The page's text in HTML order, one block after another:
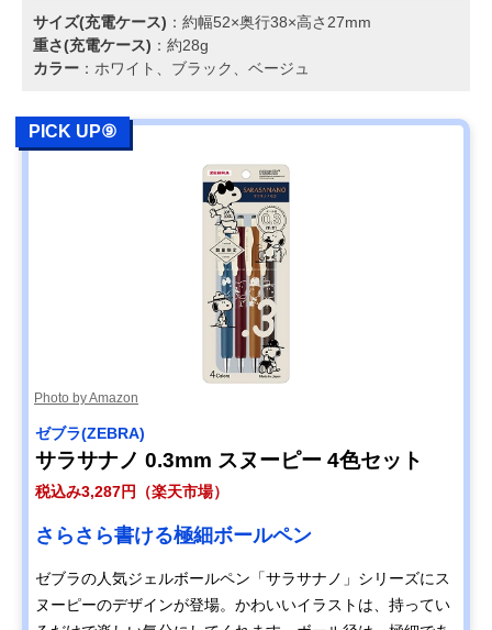
サイズ(充電ケース) ：約幅52×奥行38×高さ27mm
重さ(充電ケース) ：約28g
カラー ：ホワイト、ブラック、ベージュ
PICK UP⑨
Photo by Amazon
ゼブラ(ZEBRA)
サラサナノ 0.3mm スヌーピー 4色セット
税込み3,287円（楽天市場）
さらさら書ける極細ボールペン
ゼブラの人気ジェルボールペン「サラサナノ」シリーズにス
ヌーピーのデザインが登場。かわいいイラストは、持ってい